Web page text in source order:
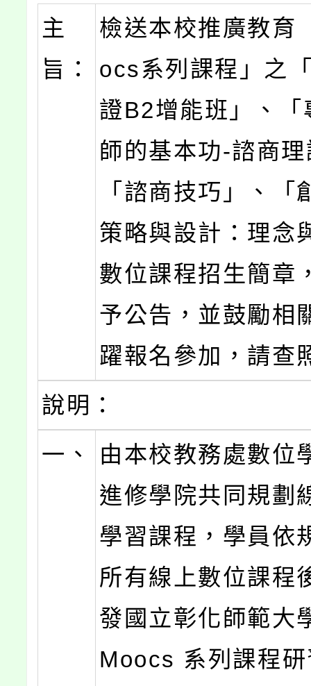
主
旨：
檢送本校推廣教育
ocs系列課程」之
證B2增能班」、「
師的基本功-諮商
「諮商技巧」、「
策略與設計：理念
數位課程招生簡章
予公告，並鼓勵相
躍報名參加，請查
說明：
一、
由本校教務處數位
進修學院共同規劃
學習課程，學員依
所有線上數位課程
發國立彰化師範大
Moocs 系列課程